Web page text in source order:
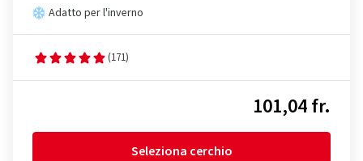
Adatto per l'inverno
(171)
101,04 fr.
Seleziona cerchio